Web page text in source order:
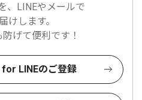
、LINEやメールで
けします。
げて便利です！
LINEのご登録